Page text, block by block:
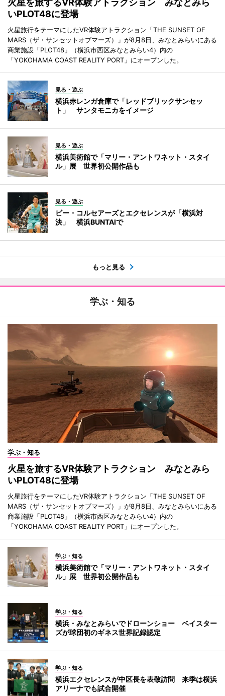
火星を旅するVR体験アトラクション みなとみら
いPLOT48に登場
火星旅行をテーマにしたVR体験アトラクション「THE SUNSET OF
MARS（ザ・サンセットオブマーズ）」が8月8日、みなとみらいにある
商業施設「PLOT48」（横浜市西区みなとみらい4）内の
「YOKOHAMA COAST REALITY PORT」にオープンした。
見る・遊ぶ
横浜赤レンガ倉庫で「レッドブリックサンセッ
ト」 サンタモニカをイメージ
見る・遊ぶ
横浜美術館で「マリー・アントワネット・スタイ
ル」展 世界初公開作品も
見る・遊ぶ
ビー・コルセアーズとエクセレンスが「横浜対
決」 横浜BUNTAIで
もっと見る
学ぶ・知る
学ぶ・知る
火星を旅するVR体験アトラクション みなとみら
いPLOT48に登場
火星旅行をテーマにしたVR体験アトラクション「THE SUNSET OF
MARS（ザ・サンセットオブマーズ）」が8月8日、みなとみらいにある
商業施設「PLOT48」（横浜市西区みなとみらい4）内の
「YOKOHAMA COAST REALITY PORT」にオープンした。
学ぶ・知る
横浜美術館で「マリー・アントワネット・スタイ
ル」展 世界初公開作品も
学ぶ・知る
横浜・みなとみらいでドローンショー ベイスター
ズが球団初のギネス世界記録認定
学ぶ・知る
横浜エクセレンスが中区長を表敬訪問 来季は横浜
アリーナでも試合開催